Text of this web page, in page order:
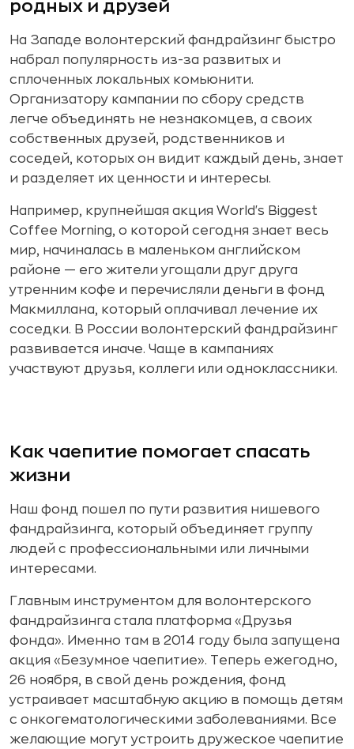
родных и друзей
На Западе волонтерский фандрайзинг быстро
набрал популярность из-за развитых и
сплоченных локальных комьюнити.
Организатору кампании по сбору средств
легче объединять не незнакомцев, а своих
собственных друзей, родственников и
соседей, которых он видит каждый день, знает
и разделяет их ценности и интересы.
Например, крупнейшая акция World's Biggest
Coffee Morning, о которой сегодня знает весь
мир, начиналась в маленьком английском
районе — его жители угощали друг друга
утренним кофе и перечисляли деньги в фонд
Макмиллана, который оплачивал лечение их
соседки. В России волонтерский фандрайзинг
развивается иначе. Чаще в кампаниях
участвуют друзья, коллеги или одноклассники.
Как чаепитие помогает спасать
жизни
Наш фонд пошел по пути развития нишевого
фандрайзинга, который объединяет группу
людей с профессиональными или личными
интересами.
Главным инструментом для волонтерского
фандрайзинга стала платформа «Друзья
фонда». Именно там в 2014 году была запущена
акция «Безумное чаепитие». Теперь ежегодно,
26 ноября, в свой день рождения, фонд
устраивает масштабную акцию в помощь детям
с онкогематологическими заболеваниями. Все
желающие могут устроить дружеское чаепитие